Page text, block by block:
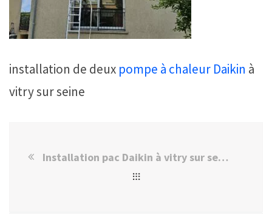
installation de deux pompe à chaleur Daikin à
vitry sur seine
Installation pac Daikin à vitry sur seine